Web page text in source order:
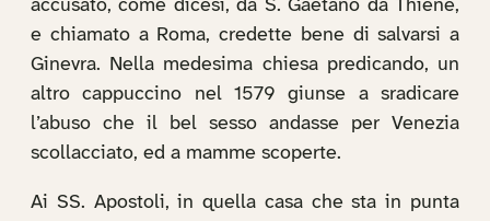
accusato, come dicesi, da S. Gaetano da Thiene,
e chiamato a Roma, credette bene di salvarsi a
Ginevra. Nella medesima chiesa predicando, un
altro cappuccino nel 1579 giunse a sradicare
l’abuso che il bel sesso andasse per Venezia
scollacciato, ed a mamme scoperte.
Ai SS. Apostoli, in quella casa che sta in punta